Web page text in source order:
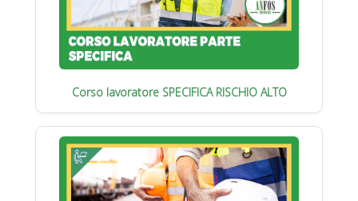
Corso lavoratore SPECIFICA RISCHIO ALTO